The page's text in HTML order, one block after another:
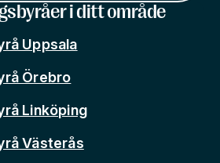
i ditt område
Uppsala
Örebro
Linköping
Västerås